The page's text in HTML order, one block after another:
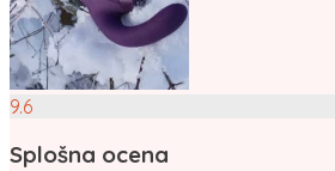
9.6
Splošna ocena